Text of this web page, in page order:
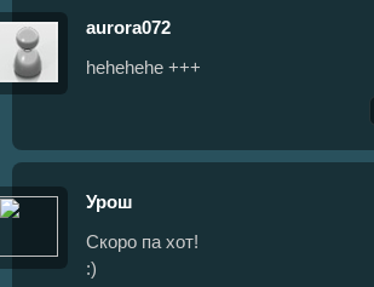
aurora072
hehehehe +++
Урош
Скоро па хот!
:)